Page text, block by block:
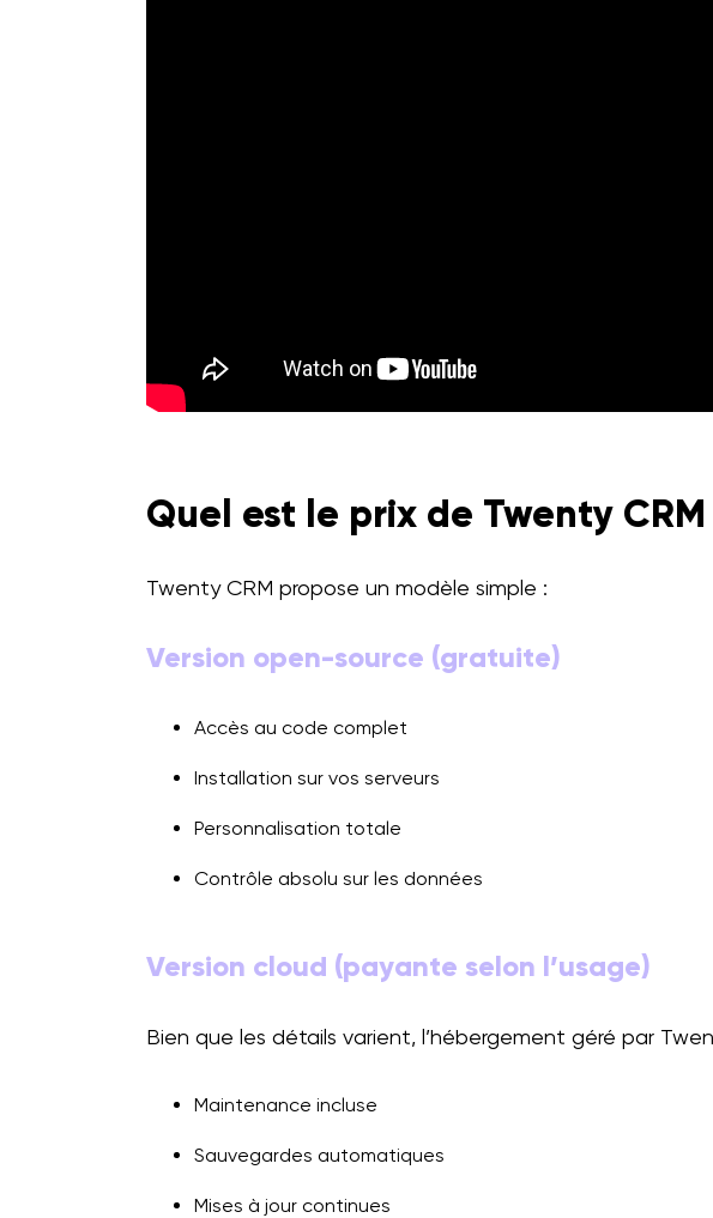
Quel est le prix de Twenty CRM
Twenty CRM propose un modèle simple :
Version open-source (gratuite)
Accès au code complet
Installation sur vos serveurs
Personnalisation totale
Contrôle absolu sur les données
Version cloud (payante selon l’usage)
Bien que les détails varient, l’hébergement géré par
Maintenance incluse
Sauvegardes automatiques
Mises à jour continues